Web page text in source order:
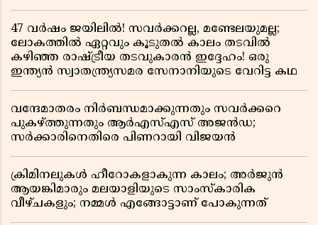
47 വർഷം ജയിലിൽ! സവർക്കറല്ല, മണ്ടേലയുമല്ല;
ലോകത്തിൽ ഏറ്റവും കൂടുതൽ കാലം തടവിൽ
കഴിഞ്ഞ രാഷ്ട്രീയ തടവുകാരൻ ഇദ്ദേഹം! ഒരു
ഇന്ത്യൻ സ്വാതന്ത്ര്യസമര സേനാനിയുടെ വേറിട്ട കഥ
വന്ദേമാതരം നിർബന്ധമാക്കുന്നതും സവർക്കറെ
പുകഴ്ത്തുന്നതും ആർഎസ്എസ് അജൻഡ;
സർക്കാരിനെതിരെ പിണറായി വിജയൻ
ക്രിമിനലുകൾ ഹീറോകളാകുന്ന കാലം; അർജുൻ
ആയങ്കിമാരും മലയാളിയുടെ സാംസ്കാരിക
വീഴ്ചകളും; നമ്മൾ എങ്ങോട്ടാണ് പോകുന്നത്